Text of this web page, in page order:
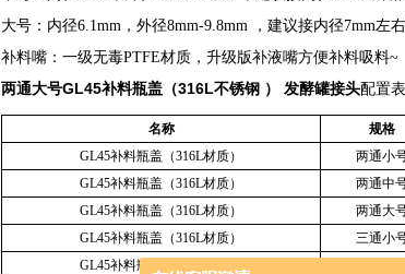
大号：内径6.1mm，外径8mm-9.8mm ，建议接内径7mm左
补料嘴：一级无毒PTFE材质，升级版补液嘴方便补料吸料~
两通大号GL45补料瓶盖（316L不锈钢 ） 发酵罐接头配置表
名称 规格
GL45补料瓶盖（316L材质）
两通小
GL45补料瓶盖（316L材质）
两通中
GL45补料瓶盖（316L材质）
两通大
GL45补料瓶盖（316L材质）
三通小
GL45补料瓶盖（316L材质）